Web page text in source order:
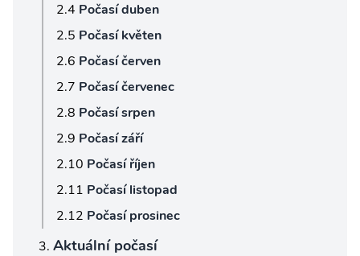
Počasí duben
Počasí květen
Počasí červen
Počasí červenec
Počasí srpen
Počasí září
Počasí říjen
Počasí listopad
Počasí prosinec
Aktuální počasí